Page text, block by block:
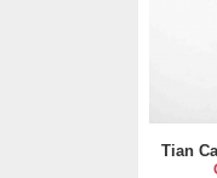
Tian